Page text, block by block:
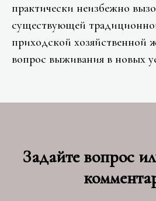
практически неизбежно
существующей
приходской хозяйственной
вопрос выживания в новых
Задайте вопрос